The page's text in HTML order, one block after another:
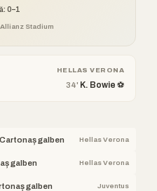
0–1
Stadium
HELLAS VERONA
34' K. Bowie ⚽
galben Hellas Verona
galben Hellas Verona
galben Juventus